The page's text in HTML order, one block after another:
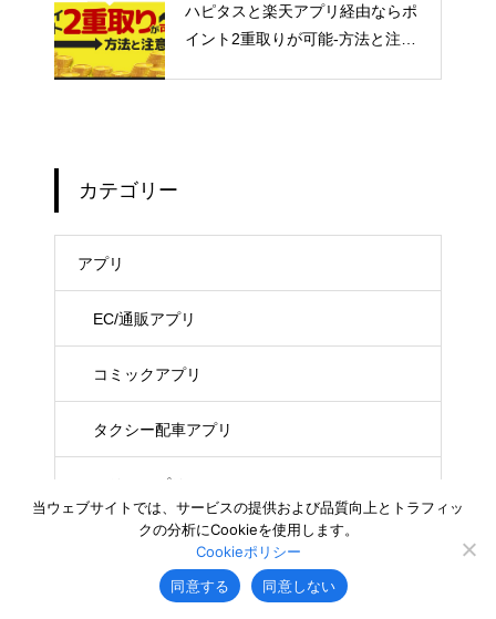
ハピタスと楽天アプリ経由ならポ
イント2重取りが可能-方法と注意
カテゴリー
アプリ
EC/通販アプリ
コミックアプリ
タクシー配車アプリ
フリマアプリ
マッチングアプリ
ライブ配信アプリ
当ウェブサイトでは、サービスの提供および品質向上とトラフィッ
クの分析にCookieを使用します。
Cookieポリシー
同意する
同意しない